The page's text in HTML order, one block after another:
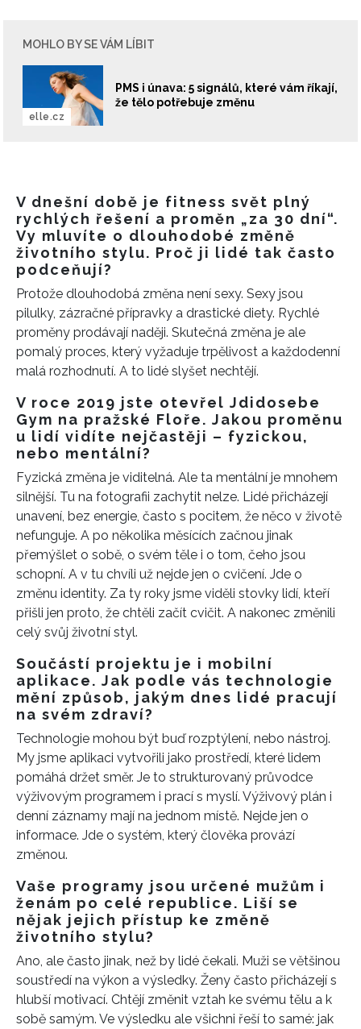
MOHLO BY SE VÁM LÍBIT
PMS i únava: 5 signálů, které vám říkají,
že tělo potřebuje změnu
elle.cz
V dnešní době je fitness svět plný
rychlých řešení a proměn „za 30 dní“.
Vy mluvíte o dlouhodobé změně
životního stylu. Proč ji lidé tak často
podceňují?
Protože dlouhodobá změna není sexy. Sexy jsou
pilulky, zázračné přípravky a drastické diety. Rychlé
proměny prodávají naději. Skutečná změna je ale
pomalý proces, který vyžaduje trpělivost a každodenní
malá rozhodnutí. A to lidé slyšet nechtějí.
V roce 2019 jste otevřel Jdidosebe
Gym na pražské Floře. Jakou proměnu
u lidí vidíte nejčastěji – fyzickou,
nebo mentální?
Fyzická změna je viditelná. Ale ta mentální je mnohem
silnější. Tu na fotografii zachytit nelze. Lidé přicházejí
unavení, bez energie, často s pocitem, že něco v životě
nefunguje. A po několika měsících začnou jinak
přemýšlet o sobě, o svém těle i o tom, čeho jsou
schopní. A v tu chvíli už nejde jen o cvičení. Jde o
změnu identity. Za ty roky jsme viděli stovky lidí, kteří
přišli jen proto, že chtěli začít cvičit. A nakonec změnili
celý svůj životní styl.
Součástí projektu je i mobilní
aplikace. Jak podle vás technologie
mění způsob, jakým dnes lidé pracují
na svém zdraví?
Technologie mohou být buď rozptýlení, nebo nástroj.
My jsme aplikaci vytvořili jako prostředí, které lidem
pomáhá držet směr. Je to strukturovaný průvodce
výživovým programem i prací s myslí. Výživový plán i
denní záznamy mají na jednom místě. Nejde jen o
informace. Jde o systém, který člověka provází
změnou.
Vaše programy jsou určené mužům i
ženám po celé republice. Liší se
nějak jejich přístup ke změně
životního stylu?
Ano, ale často jinak, než by lidé čekali. Muži se většinou
soustředí na výkon a výsledky. Ženy často přicházejí s
hlubší motivací. Chtějí změnit vztah ke svému tělu a k
sobě samým. Ve výsledku ale všichni řeší to samé: jak